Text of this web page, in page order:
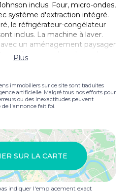
inclus. Four, micro-ondes,
système d'extraction intégré.
le réfrigérateur-congélateur
inclus. La machine à laver.
avec un aménagement paysager
avec des arbres, des
tels que des oliviers,
cela sera assuré par un
à goutte pour un entretien
d'eau, ainsi que par
Cartagena et Murcie. La
ce dont vous avez besoin
complexe dispose d'un large
de première classe, y
et l'académie de golf à 18
avec des terrains de football et
Plus
immobiliers sur ce site sont traduites
artificielle. Malgré tous nos efforts pour
ou des inexactitudes peuvent
de l'annonce fait foi.
SUR LA CARTE
indiquer l'emplacement exact